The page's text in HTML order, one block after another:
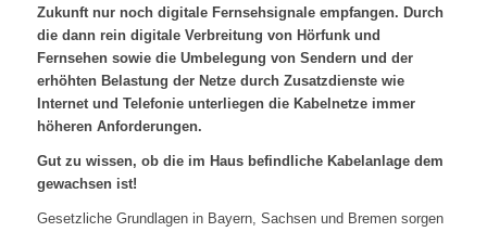
Zukunft nur noch digitale Fernsehsignale empfangen. Durch
die dann rein digitale Verbreitung von Hörfunk und
Fernsehen sowie die Umbelegung von Sendern und der
erhöhten Belastung der Netze durch Zusatzdienste wie
Internet und Telefonie unterliegen die Kabelnetze immer
höheren Anforderungen.
Gut zu wissen, ob die im Haus befindliche Kabelanlage dem
gewachsen ist!
Gesetzliche Grundlagen in Bayern, Sachsen und Bremen sorgen